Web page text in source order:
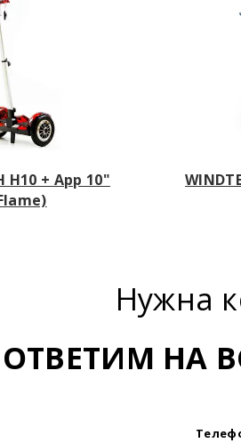
H10 + App 10"
Нужна
ОТВЕТИМ НА